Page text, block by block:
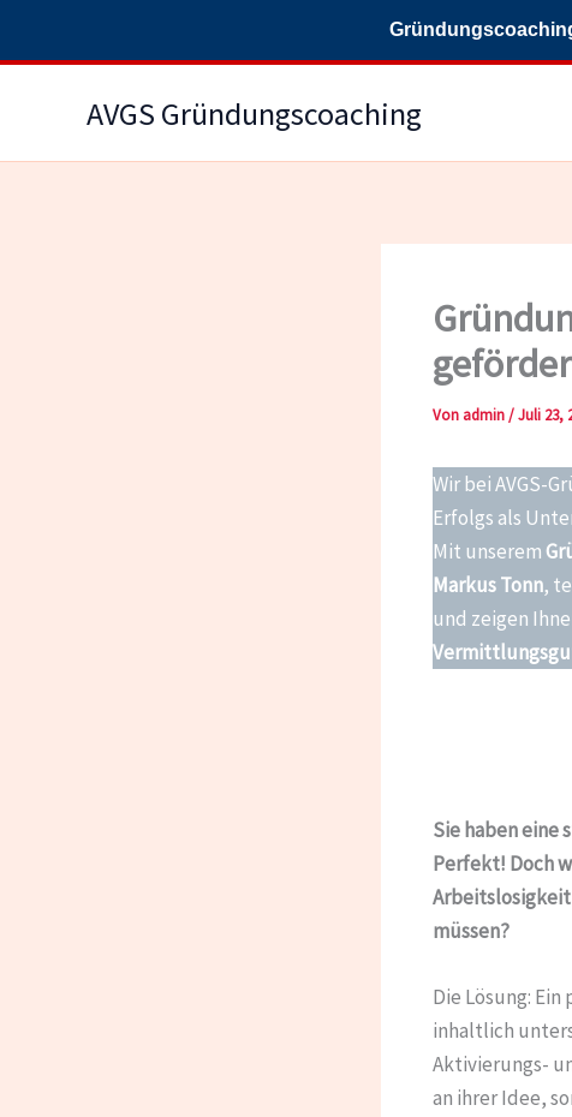
AVGS Gründungscoaching
Von admin/Juli 23,
Wir bei AVGS-
Erfolgs als
Mit unserem
Markus Tonn,
und zeigen
Sie haben eine
Perfekt! Doch
müssen?
Die Lösung:
inhaltlich
Aktivierungs-
an ihrer Idee,